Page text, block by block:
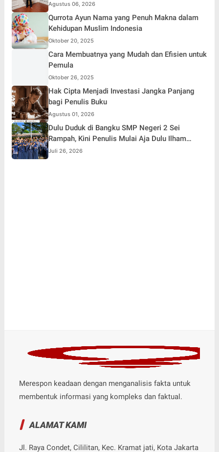
Jadi Hiburan
Agustus 06, 2026
Qurrota Ayun Nama yang Penuh Makna dalam
Kehidupan Muslim Indonesia
Oktober 20, 2025
Cara Membuatnya yang Mudah dan Efisien untuk
Pemula
Oktober 26, 2025
Hak Cipta Menjadi Investasi Jangka Panjang
bagi Penulis Buku
Agustus 01, 2026
Dulu Duduk di Bangku SMP Negeri 2 Sei
Rampah, Kini Penulis Mulai Aja Dulu Ilham
Febryan Kembali sebagai Pemateri untuk
Menginspirasi Generasi Muda
Juli 26, 2026
Merespon keadaan dengan menganalisis fakta untuk
membentuk informasi yang kompleks dan faktual.
ALAMAT KAMI
Jl. Raya Condet, Cililitan, Kec. Kramat jati, Kota Jakarta